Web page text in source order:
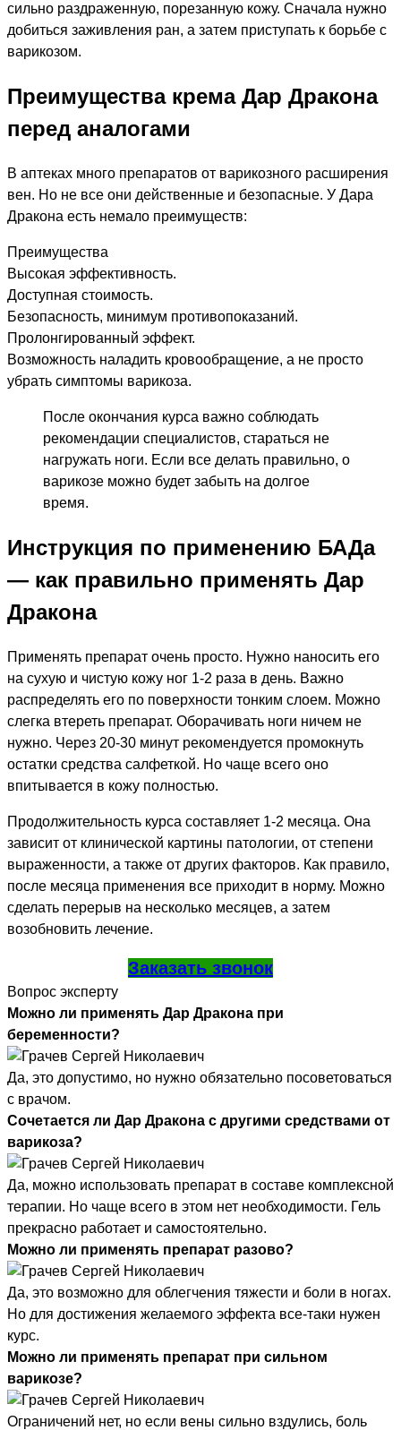
сильно раздраженную, порезанную кожу. Сначала нужно
добиться заживления ран, а затем приступать к борьбе с
варикозом.
Преимущества крема Дар Дракона
перед аналогами
В аптеках много препаратов от варикозного расширения
вен. Но не все они действенные и безопасные. У Дара
Дракона есть немало преимуществ:
Преимущества
Высокая эффективность.
Доступная стоимость.
Безопасность, минимум противопоказаний.
Пролонгированный эффект.
Возможность наладить кровообращение, а не просто
убрать симптомы варикоза.
После окончания курса важно соблюдать
рекомендации специалистов, стараться не
нагружать ноги. Если все делать правильно, о
варикозе можно будет забыть на долгое
время.
Инструкция по применению БАДа
— как правильно применять Дар
Дракона
Применять препарат очень просто. Нужно наносить его
на сухую и чистую кожу ног 1-2 раза в день. Важно
распределять его по поверхности тонким слоем. Можно
слегка втереть препарат. Оборачивать ноги ничем не
нужно. Через 20-30 минут рекомендуется промокнуть
остатки средства салфеткой. Но чаще всего оно
впитывается в кожу полностью.
Продолжительность курса составляет 1-2 месяца. Она
зависит от клинической картины патологии, от степени
выраженности, а также от других факторов. Как правило,
после месяца применения все приходит в норму. Можно
сделать перерыв на несколько месяцев, а затем
возобновить лечение.
Заказать звонок
Вопрос эксперту
Можно ли применять Дар Дракона при
беременности?
Да, это допустимо, но нужно обязательно посоветоваться
с врачом.
Сочетается ли Дар Дракона с другими средствами от
варикоза?
Да, можно использовать препарат в составе комплексной
терапии. Но чаще всего в этом нет необходимости. Гель
прекрасно работает и самостоятельно.
Можно ли применять препарат разово?
Да, это возможно для облегчения тяжести и боли в ногах.
Но для достижения желаемого эффекта все-таки нужен
курс.
Можно ли применять препарат при сильном
варикозе?
Ограничений нет, но если вены сильно вздулись, боль